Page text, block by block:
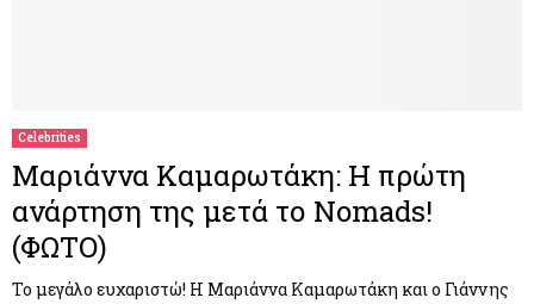
Celebrities
Μαριάννα Καμαρωτάκη: Η πρώτη
ανάρτηση της μετά το Nomads!
(ΦΩΤΟ)
Το μεγάλο ευχαριστώ! Η Μαριάννα Καμαρωτάκη και ο Γιάννης